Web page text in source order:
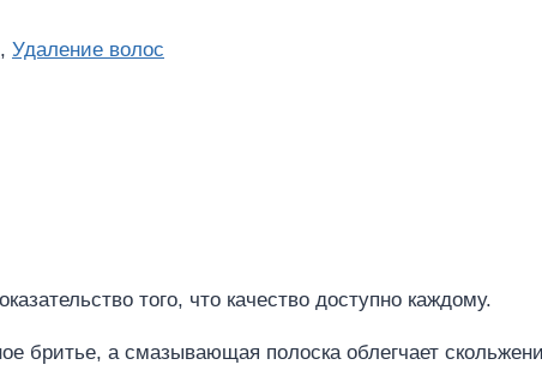
, Удаление волос
того, что качество доступно каждому.
бритье, а смазывающая полоска облегчает